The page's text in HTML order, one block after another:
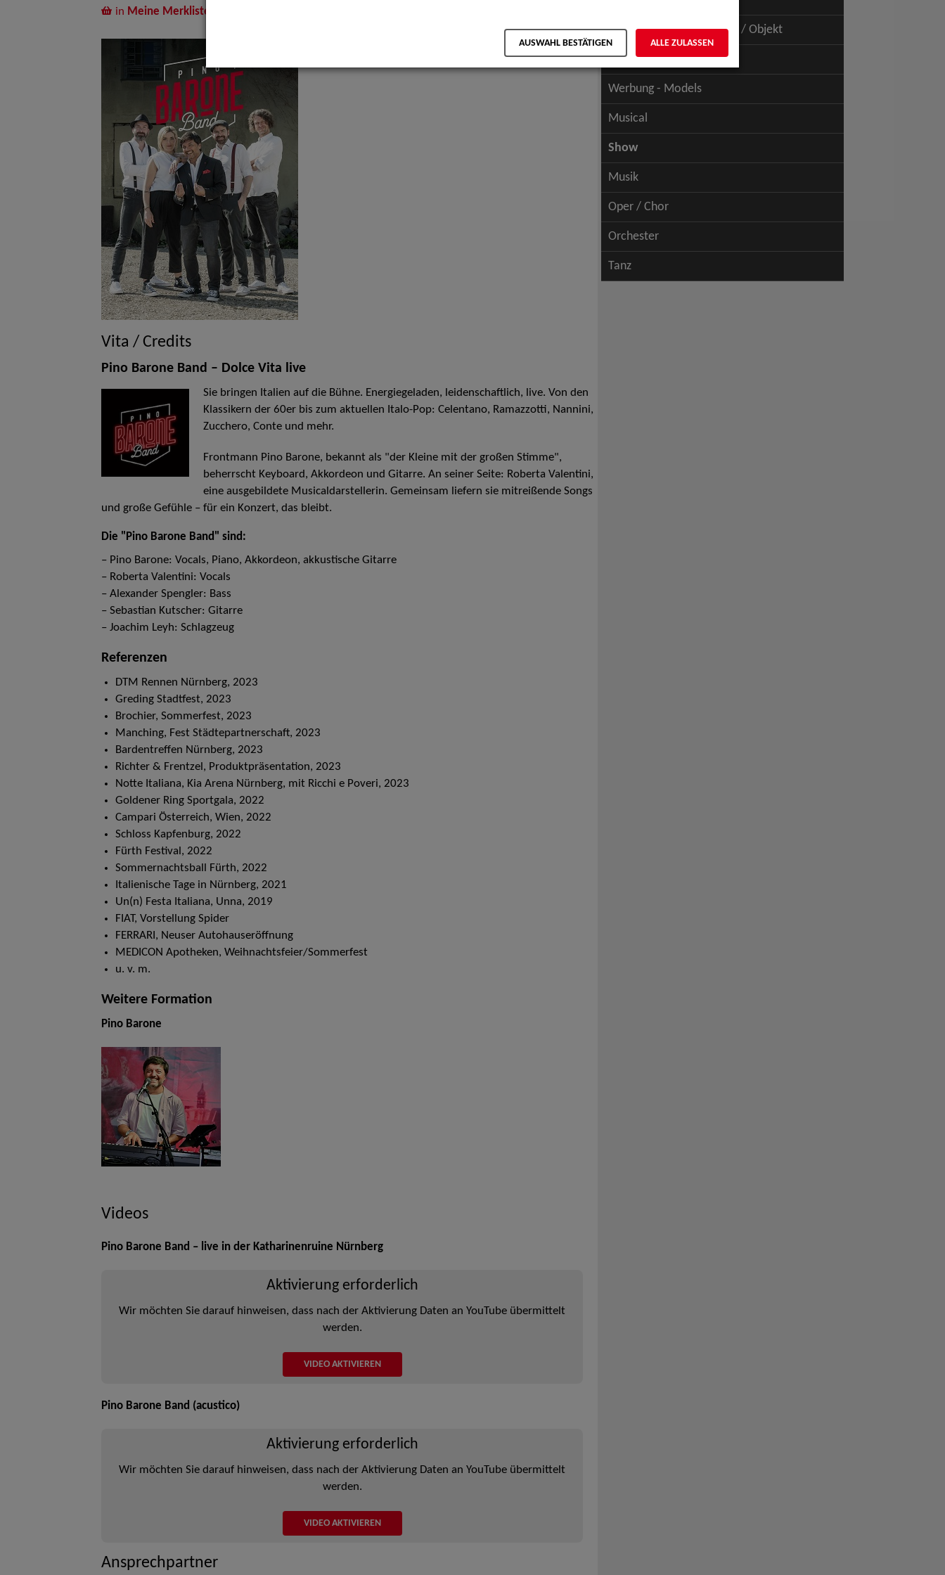
in Meine Merkliste
Vita / Credits
Pino Barone Band – Dolce Vita live
Sie bringen Italien auf die Bühne. Energiegeladen, leidenschaftlich, live. Von den
Klassikern der 60er bis zum aktuellen Italo-Pop: Celentano, Ramazzotti, Nannini,
Zucchero, Conte und mehr.
Frontmann Pino Barone, bekannt als "der Kleine mit der großen Stimme",
beherrscht Keyboard, Akkordeon und Gitarre. An seiner Seite: Roberta Valentini,
eine ausgebildete Musicaldarstellerin. Gemeinsam liefern sie mitreißende Songs
und große Gefühle – für ein Konzert, das bleibt.
Die "Pino Barone Band" sind:
– Pino Barone: Vocals, Piano, Akkordeon, akkustische Gitarre
– Roberta Valentini: Vocals
– Alexander Spengler: Bass
– Sebastian Kutscher: Gitarre
– Joachim Leyh: Schlagzeug
Referenzen
DTM Rennen Nürnberg, 2023
Greding Stadtfest, 2023
Brochier, Sommerfest, 2023
Manching, Fest Städtepartnerschaft, 2023
Bardentreffen Nürnberg, 2023
Richter & Frentzel, Produktpräsentation, 2023
Notte Italiana, Kia Arena Nürnberg, mit Ricchi e Poveri, 2023
Goldener Ring Sportgala, 2022
Campari Österreich, Wien, 2022
Schloss Kapfenburg, 2022
Fürth Festival, 2022
Sommernachtsball Fürth, 2022
Italienische Tage in Nürnberg, 2021
Un(n) Festa Italiana, Unna, 2019
FIAT, Vorstellung Spider
FERRARI, Neuser Autohauseröffnung
MEDICON Apotheken, Weihnachtsfeier/Sommerfest
u. v. m.
Weitere Formation
Pino Barone
Videos
Pino Barone Band – live in der Katharinenruine Nürnberg
Aktivierung erforderlich
Wir möchten Sie darauf hinweisen, dass nach der Aktivierung Daten an YouTube übermittelt
werden.
VIDEO AKTIVIEREN
Pino Barone Band (acustico)
Aktivierung erforderlich
Wir möchten Sie darauf hinweisen, dass nach der Aktivierung Daten an YouTube übermittelt
werden.
VIDEO AKTIVIEREN
Ansprechpartner
Schauspiel - Figur / Puppe / Objekt
Werbung - Talents
Werbung - Models
Musical
Show
Musik
Oper / Chor
Orchester
Tanz
AUSWAHL BESTÄTIGEN ALLE ZULASSEN